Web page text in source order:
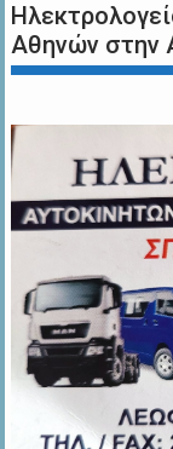
Αθηνών στην